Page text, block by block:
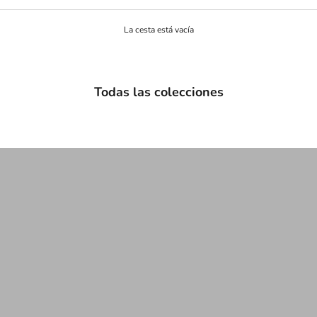
La cesta está vacía
Todas las colecciones